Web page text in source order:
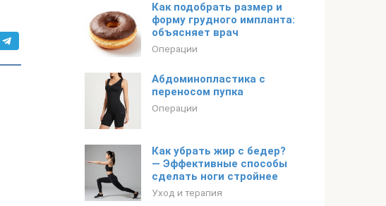
Как подобрать размер и
форму грудного импланта:
объясняет врач
Операции
Абдоминопластика с
переносом пупка
Операции
Как убрать жир с бедер?
— Эффективные способы
сделать ноги стройнее
Уход и терапия